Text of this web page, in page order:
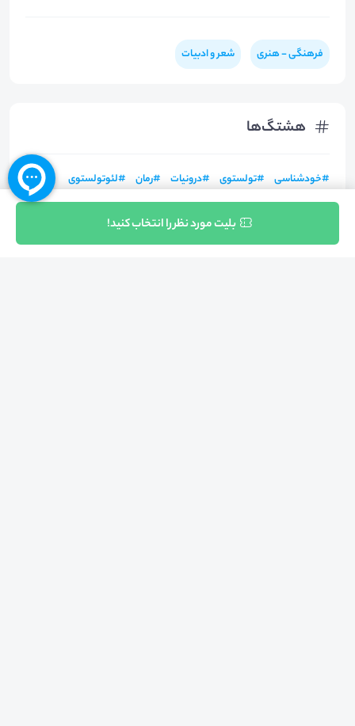
فرهنگی - هنری شعر و ادبیات
هشتگ‌ها
#خودشناسی #تولستوی #درونیات #رمان #لئوتولستوی
#کشیش #معنویات #پدرسرگی
بلیت مورد نظر را انتخاب کنید!